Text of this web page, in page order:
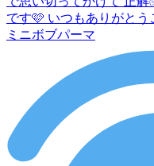
ミニボブパーマ